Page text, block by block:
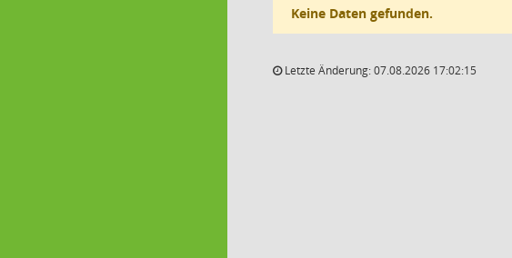
Keine Daten gefunden.
Letzte Änderung: 07.08.2026 17:02:15